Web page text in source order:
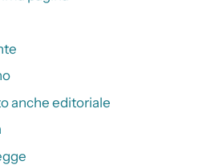
anche editoriale